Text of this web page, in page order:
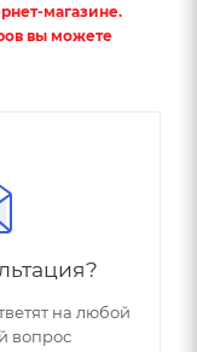
магазине.
вы можете
на любой
вопрос